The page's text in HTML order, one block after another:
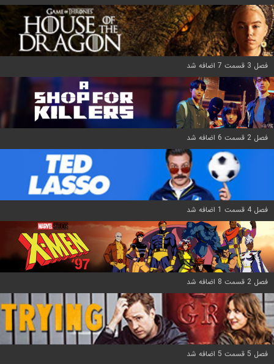
فصل 3 قسمت 7 اضافه شد
فصل 2 قسمت 6 اضافه شد
فصل 4 قسمت 1 اضافه شد
فصل 2 قسمت 8 اضافه شد
فصل 5 قسمت 5 اضافه شد